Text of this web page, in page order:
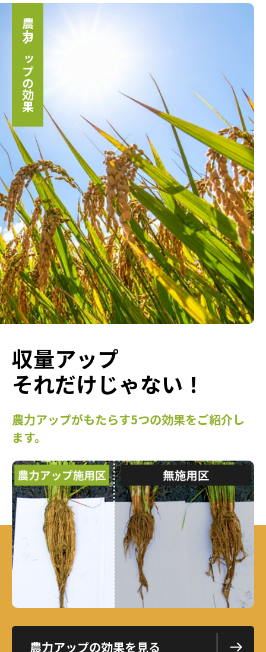
農力アップの効果
収量アップ
それだけじゃない！
農力アップがもたらす5つの効果をご紹介し
ます。
農力アップの効果を見る